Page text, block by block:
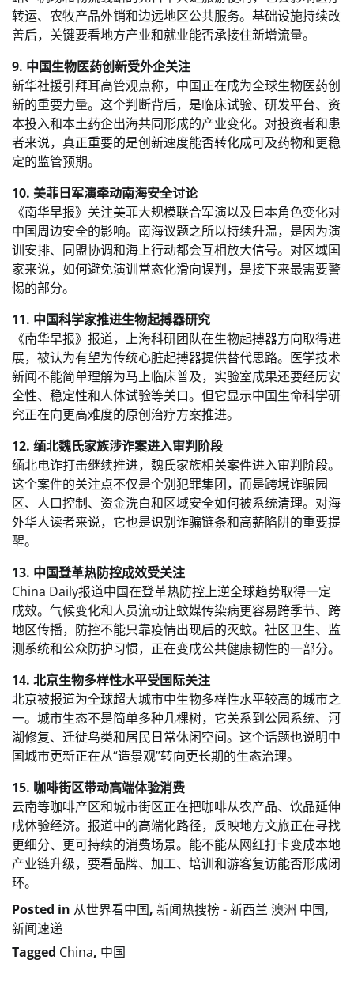
转运、农牧产品外销和边远地区公共服务。基础设施持续改
善后，关键要看地方产业和就业能否承接住新增流量。
9. 中国生物医药创新受外企关注
新华社援引拜耳高管观点称，中国正在成为全球生物医药创
新的重要力量。这个判断背后，是临床试验、研发平台、资
本投入和本土药企出海共同形成的产业变化。对投资者和患
者来说，真正重要的是创新速度能否转化成可及药物和更稳
定的监管预期。
10. 美菲日军演牵动南海安全讨论
《南华早报》关注美菲大规模联合军演以及日本角色变化对
中国周边安全的影响。南海议题之所以持续升温，是因为演
训安排、同盟协调和海上行动都会互相放大信号。对区域国
家来说，如何避免演训常态化滑向误判，是接下来最需要警
惕的部分。
11. 中国科学家推进生物起搏器研究
《南华早报》报道，上海科研团队在生物起搏器方向取得进
展，被认为有望为传统心脏起搏器提供替代思路。医学技术
新闻不能简单理解为马上临床普及，实验室成果还要经历安
全性、稳定性和人体试验等关口。但它显示中国生命科学研
究正在向更高难度的原创治疗方案推进。
12. 缅北魏氏家族涉诈案进入审判阶段
缅北电诈打击继续推进，魏氏家族相关案件进入审判阶段。
这个案件的关注点不仅是个别犯罪集团，而是跨境诈骗园
区、人口控制、资金洗白和区域安全如何被系统清理。对海
外华人读者来说，它也是识别诈骗链条和高薪陷阱的重要提
醒。
13. 中国登革热防控成效受关注
China Daily报道中国在登革热防控上逆全球趋势取得一定
成效。气候变化和人员流动让蚊媒传染病更容易跨季节、跨
地区传播，防控不能只靠疫情出现后的灭蚊。社区卫生、监
测系统和公众防护习惯，正在变成公共健康韧性的一部分。
14. 北京生物多样性水平受国际关注
北京被报道为全球超大城市中生物多样性水平较高的城市之
一。城市生态不是简单多种几棵树，它关系到公园系统、河
湖修复、迁徙鸟类和居民日常休闲空间。这个话题也说明中
国城市更新正在从“造景观”转向更长期的生态治理。
15. 咖啡街区带动高端体验消费
云南等咖啡产区和城市街区正在把咖啡从农产品、饮品延伸
成体验经济。报道中的高端化路径，反映地方文旅正在寻找
更细分、更可持续的消费场景。能不能从网红打卡变成本地
产业链升级，要看品牌、加工、培训和游客复访能否形成闭
环。
Posted in 从世界看中国, 新闻热搜榜 - 新西兰 澳洲 中国,
新闻速递
Tagged China, 中国